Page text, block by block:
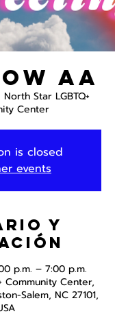
AA
North Star LGBTQ+
Center
is closed
events
y
p.m. – 7:00 p.m.
Community Center,
Salem, NC 27101,